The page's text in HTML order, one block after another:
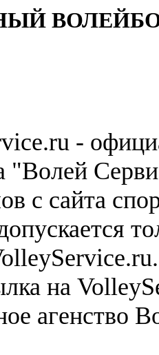
-
"Волей
с сайта
на
агенство